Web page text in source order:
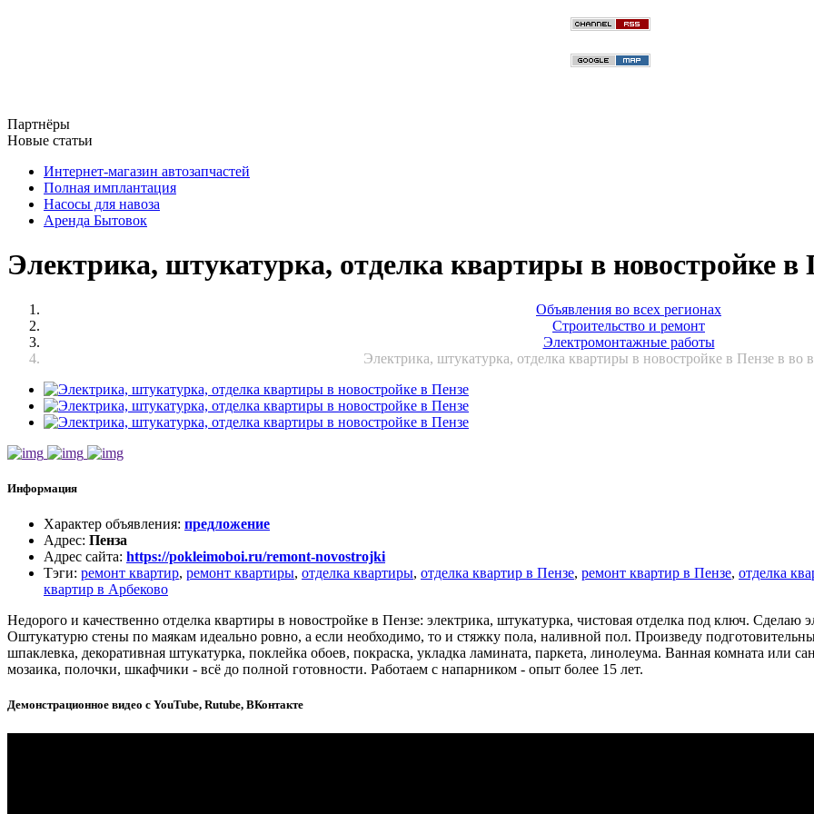
Партнёры
Новые статьи
Интернет-магазин автозапчастей
Полная имплантация
Насосы для навоза
Аренда Бытовок
Электрика, штукатурка, отделка квартиры в новостройке в
Объявления во всех регионах
Строительство и ремонт
Электромонтажные работы
Электрика, штукатурка, отделка квартиры в новостройке в Пензе в во
Информация
Характер объявления: предложение
Адрес: Пенза
Адрес сайта: https://pokleimoboi.ru/remont-novostrojki
Тэги: ремонт квартир, ремонт квартиры, отделка квартиры, отделка квартир в Пензе, ремонт квартир в Пензе, отделка
квартир в Арбеково
Недорого и качественно отделка квартиры в новостройке в Пензе: электрика, штукатурка, чистовая отделка под ключ.
Оштукатурю стены по маякам идеально ровно, а если необходимо, то и стяжку пола, наливной пол. Произведу
шпаклевка, декоративная штукатурка, поклейка обоев, покраска, укладка ламината, паркета, линолеума. Ванная комната или
мозаика, полочки, шкафчики - всё до полной готовности. Работаем с напарником - опыт более 15 лет.
Демонстрационное видео с YouTube, Rutube, ВКонтакте